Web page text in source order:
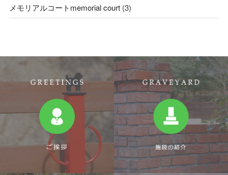
メモリアルコートmemorial court(3)